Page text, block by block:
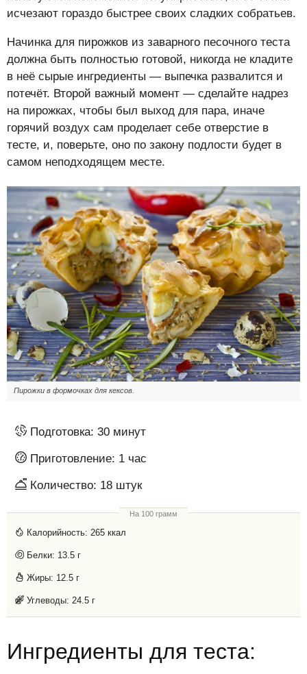
исчезают гораздо быстрее своих сладких собратьев.
Начинка для пирожков из заварного песочного теста
должна быть полностью готовой, никогда не кладите
в неё сырые ингредиенты — выпечка развалится и
потечёт. Второй важный момент — сделайте надрез
на пирожках, чтобы был выход для пара, иначе
горячий воздух сам проделает себе отверстие в
тесте, и, поверьте, оно по закону подлости будет в
самом неподходящем месте.
Пирожки в формочках для кексов.
Подготовка: 30 минут
Приготовление: 1 час
Количество: 18 штук
На 100 грамм
Калорийность: 265 ккал
Белки: 13.5 г
Жиры: 12.5 г
Углеводы: 24.5 г
Ингредиенты для теста: